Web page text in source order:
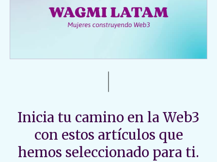
Inicia tu camino en la Web3
con estos artículos que
hemos seleccionado para ti.